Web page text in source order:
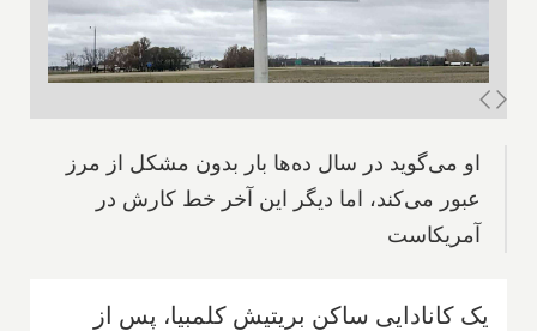
او می‌گوید در سال ده‌ها بار بدون مشکل از مرز
عبور می‌کند، اما دیگر این آخر خط کارش در
آمریکاست
یک کانادایی ساکن بریتیش کلمبیا، پس از